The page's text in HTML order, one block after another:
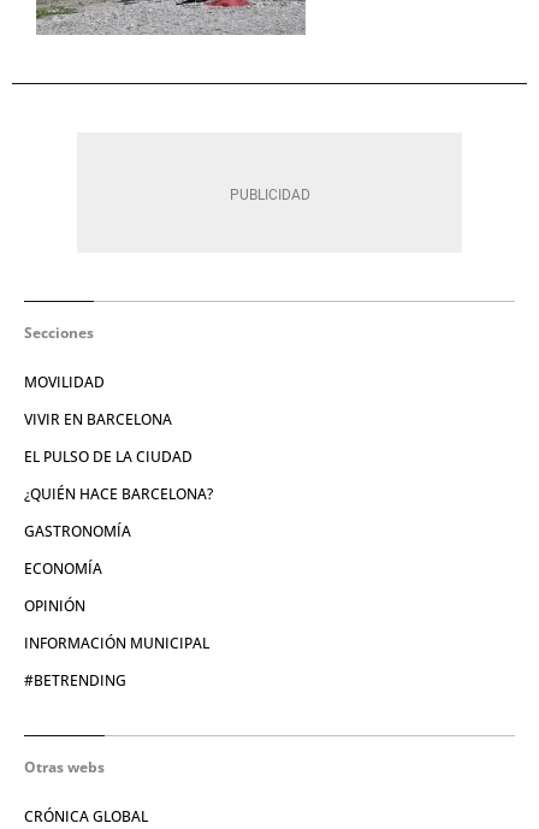
Secciones
MOVILIDAD
VIVIR EN BARCELONA
EL PULSO DE LA CIUDAD
¿QUIÉN HACE BARCELONA?
GASTRONOMÍA
ECONOMÍA
OPINIÓN
INFORMACIÓN MUNICIPAL
#BETRENDING
Otras webs
CRÓNICA GLOBAL